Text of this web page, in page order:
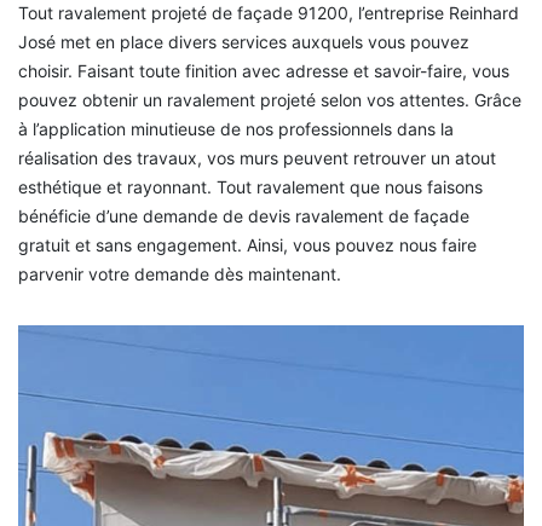
Tout ravalement projeté de façade 91200, l’entreprise Reinhard
José met en place divers services auxquels vous pouvez
choisir. Faisant toute finition avec adresse et savoir-faire, vous
pouvez obtenir un ravalement projeté selon vos attentes. Grâce
à l’application minutieuse de nos professionnels dans la
réalisation des travaux, vos murs peuvent retrouver un atout
esthétique et rayonnant. Tout ravalement que nous faisons
bénéficie d’une demande de devis ravalement de façade
gratuit et sans engagement. Ainsi, vous pouvez nous faire
parvenir votre demande dès maintenant.